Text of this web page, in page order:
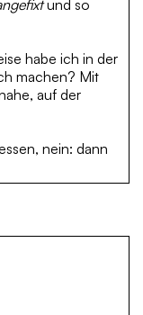
und so
habe ich in der
machen? Mit
auf der
nein: dann